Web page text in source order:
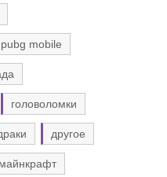
pubg mobile
головоломки
другое
майнкрафт